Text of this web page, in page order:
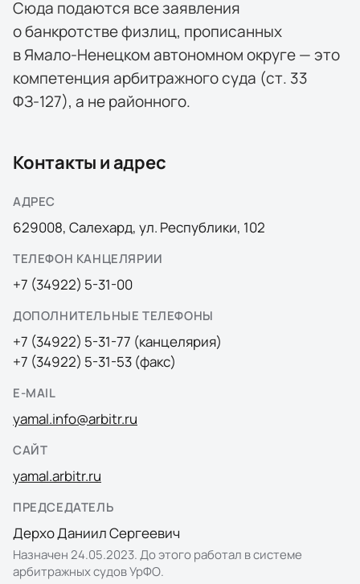
Сюда подаются все заявления
о банкротстве физлиц, прописанных
в Ямало-Ненецком автономном округе — это
компетенция арбитражного суда (ст. 33
ФЗ-127), а не районного.
Контакты и адрес
АДРЕС
629008, Салехард, ул. Республики, 102
ТЕЛЕФОН КАНЦЕЛЯРИИ
+7 (34922) 5-31-00
ДОПОЛНИТЕЛЬНЫЕ ТЕЛЕФОНЫ
+7 (34922) 5-31-77 (канцелярия)
+7 (34922) 5-31-53 (факс)
E-MAIL
yamal.info@arbitr.ru
САЙТ
yamal.arbitr.ru
ПРЕДСЕДАТЕЛЬ
Дерхо Даниил Сергеевич
Назначен 24.05.2023. До этого работал в системе
арбитражных судов УрФО.